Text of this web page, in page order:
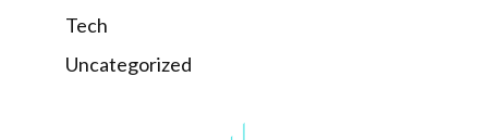
Tech
Uncategorized